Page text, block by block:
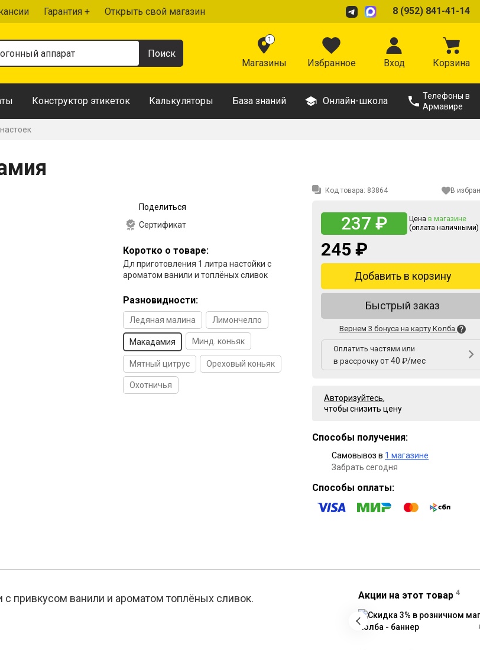
Гарантия + Открыть свой магазин 8 (952) 841-41-14
1
Магазины Избранное Вход Корзина
Конструктор этикеток Калькуляторы База знаний Онлайн-школа
Телефоны в
Армавире
Поделиться
Сертификат
Коротко о товаре:
Дл приготовления 1 литра настойки с
ароматом ванили и топлёных сливок
Разновидности:
Ледяная малина Лимончелло
Макадамия Минд. коньяк
Мятный цитрус Ореховый коньяк
Охотничья
Код товара: 83864 В
237 ₽ Цена в магазине
(оплата наличными)
245 ₽
Добавить в корзину
Быстрый заказ
Вернем 3 бонуса на карту Колба
Оплатить частями или
в рассрочку от 40 ₽/мес
Авторизуйтесь,
чтобы снизить цену
Способы получения:
Самовывоз в 1 магазине
Забрать сегодня
Способы оплаты:
с привкусом ванили и ароматом топлёных сливок. Акции на этот товар 4